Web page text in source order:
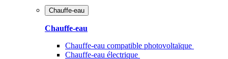
Chauffe-eau
Chauffe-eau
Chauffe-eau compatible photovoltaïque
Chauffe-eau électrique